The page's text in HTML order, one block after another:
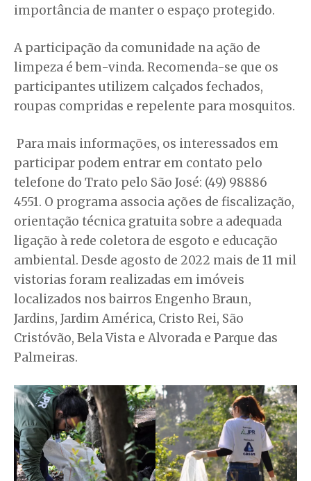
importância de manter o espaço protegido.
A participação da comunidade na ação de
limpeza é bem-vinda. Recomenda-se que os
participantes utilizem calçados fechados,
roupas compridas e repelente para mosquitos.
Para mais informações, os interessados em
participar podem entrar em contato pelo
telefone do Trato pelo São José: (49) 98886
4551. O programa associa ações de fiscalização,
orientação técnica gratuita sobre a adequada
ligação à rede coletora de esgoto e educação
ambiental. Desde agosto de 2022 mais de 11 mil
vistorias foram realizadas em imóveis
localizados nos bairros Engenho Braun,
Jardins, Jardim América, Cristo Rei, São
Cristóvão, Bela Vista e Alvorada e Parque das
Palmeiras.